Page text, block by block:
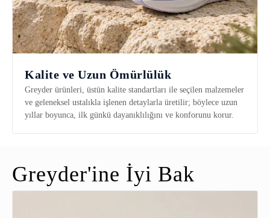
Kalite ve Uzun Ömürlülük
Greyder ürünleri, üstün kalite standartları ile seçilen malzemeler
ve geleneksel ustalıkla işlenen detaylarla üretilir; böylece uzun
yıllar boyunca, ilk günkü dayanıklılığını ve konforunu korur.
Greyder'ine İyi Bak